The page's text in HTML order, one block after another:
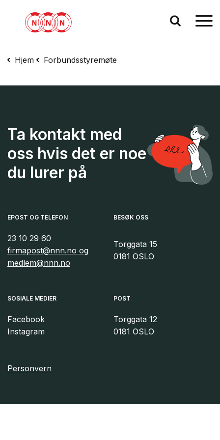
Hjem Forbundsstyremøte
Ta kontakt med
oss hvis det er noe
du lurer på
EPOST OG TELEFON
23 10 29 60
firmapost@nnn.no og
medlem@nnn.no
SOSIALE MEDIER
Facebook
Instagram
BESØK OSS
Torggata 15
0181 OSLO
POST
Torggata 12
0181 OSLO
Personvern